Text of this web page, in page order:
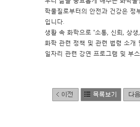
학물질로부터의 안전과 건강은 정
입니다.
생활 속 화학으로 '소통, 신뢰, 상
화학 관련 정책 및 관련 법령 소개
일자리 관련 강연 프로그램 및 부